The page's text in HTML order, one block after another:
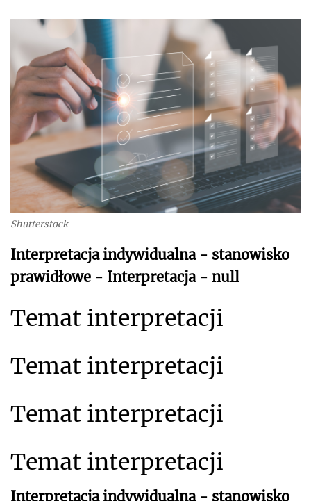
Shutterstock
Interpretacja indywidualna - stanowisko
prawidłowe - Interpretacja - null
Temat interpretacji
Temat interpretacji
Temat interpretacji
Temat interpretacji
Interpretacja indywidualna - stanowisko